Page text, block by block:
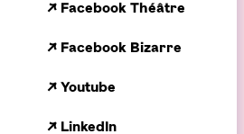
↗ Facebook Théâtre
↗ Facebook Bizarre
↗ Youtube
↗ LinkedIn